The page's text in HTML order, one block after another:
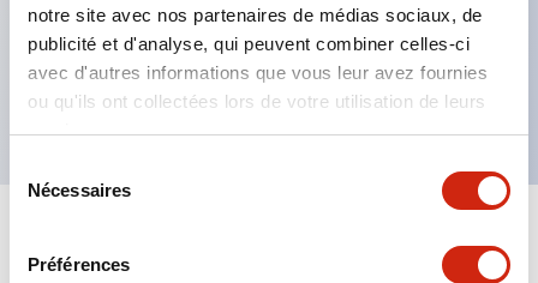
notre site avec nos partenaires de médias sociaux, de
publicité et d'analyse, qui peuvent combiner celles-ci
avec d'autres informations que vous leur avez fournies
ou qu'ils ont collectées lors de votre utilisation de leurs
services.
Nécessaires
Préférences
Structure de sécurité de 3e génération :
déclenchement à 2 actions, garde intégrée,
structure de protection des doigts IP20.
Tout développer+